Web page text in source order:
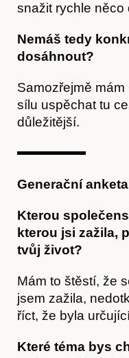
snažit rychle něco
Nemáš tedy
dosáhnout?
Samozřejmě
sílu uspěchat tu
důležitější.
Generační anketa
Kterou
kterou jsi zažila,
tvůj život?
Mám to štěstí, že
jsem zažila,
říct, že byla
Které téma bys